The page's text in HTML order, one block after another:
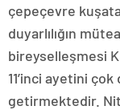
çepeçevre
duyarlılığın
bireyselleşmesi
11’inci ayetini
getirmektedir.